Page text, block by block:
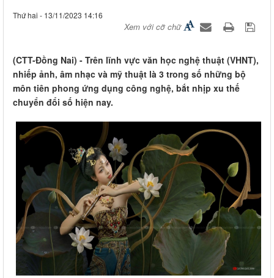
Thứ hai - 13/11/2023 14:16
Xem với cỡ chữ
(CTT-Đồng Nai) - Trên lĩnh vực văn học nghệ thuật (VHNT),
nhiếp ảnh, âm nhạc và mỹ thuật là 3 trong số những bộ
môn tiên phong ứng dụng công nghệ, bắt nhịp xu thế
chuyển đổi số hiện nay.